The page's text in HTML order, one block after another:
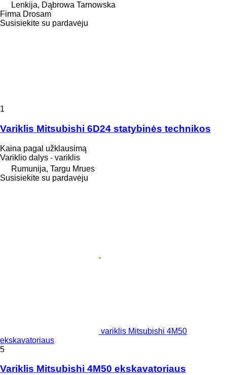
Lenkija, Dąbrowa Tarnowska
Firma Drosam
Susisiekite su pardavėju
1
Variklis Mitsubishi 6D24 statybinės technikos
Kaina pagal užklausimą
Variklio dalys - variklis
Rumunija, Targu Mrues
Susisiekite su pardavėju
variklis Mitsubishi 4M50
ekskavatoriaus
5
Variklis Mitsubishi 4M50 ekskavatoriaus